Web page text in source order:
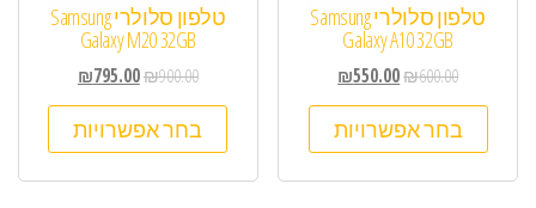
טלפון סלולרי Samsung
Galaxy A10 32GB
₪600.00
₪550.00
בחר אפשרויות
טלפון סלולרי Samsung
Galaxy M20 32GB
₪900.00
₪795.00
בחר אפשרויות